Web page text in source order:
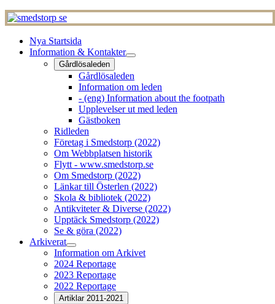
Nya Startsida
Information & Kontakter
Gårdlösaleden
Gårdlösaleden
Information om leden
- (eng) Information about the footpath
Upplevelser ut med leden
Gästboken
Ridleden
Företag i Smedstorp (2022)
Om Webbplatsen historik
Flytt - www.smedstorp.se
Om Smedstorp (2022)
Länkar till Österlen (2022)
Skola & bibliotek (2022)
Antikviteter & Diverse (2022)
Upptäck Smedstorp (2022)
Se & göra (2022)
Arkiverat
Information om Arkivet
2024 Reportage
2023 Reportage
2022 Reportage
Artiklar 2011-2021